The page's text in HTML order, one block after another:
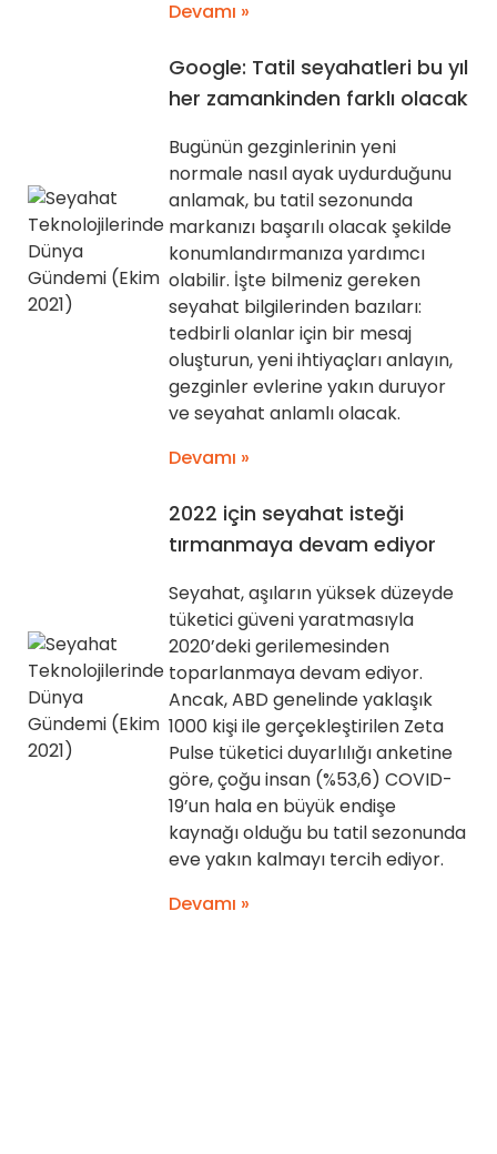
Devamı »
Google: Tatil seyahatleri bu yıl
her zamankinden farklı olacak
Bugünün gezginlerinin yeni
normale nasıl ayak uydurduğunu
anlamak, bu tatil sezonunda
markanızı başarılı olacak şekilde
konumlandırmanıza yardımcı
olabilir. İşte bilmeniz gereken
seyahat bilgilerinden bazıları:
tedbirli olanlar için bir mesaj
oluşturun, yeni ihtiyaçları anlayın,
gezginler evlerine yakın duruyor
ve seyahat anlamlı olacak.
Devamı »
2022 için seyahat isteği
tırmanmaya devam ediyor
Seyahat, aşıların yüksek düzeyde
tüketici güveni yaratmasıyla
2020’deki gerilemesinden
toparlanmaya devam ediyor.
Ancak, ABD genelinde yaklaşık
1000 kişi ile gerçekleştirilen Zeta
Pulse tüketici duyarlılığı anketine
göre, çoğu insan (%53,6) COVID-
19’un hala en büyük endişe
kaynağı olduğu bu tatil sezonunda
eve yakın kalmayı tercih ediyor.
Devamı »